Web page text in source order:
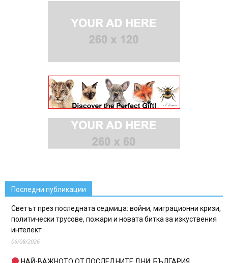
Последни публикации
Светът през последната седмица: войни, миграционни кризи,
политически трусове, пожари и новата битка за изкуствения
интелект
06/08/2026
НАЙ-ВАЖНОТО ОТ ПОСЛЕДНИТЕ ДНИ: БЪЛГАРИЯ,